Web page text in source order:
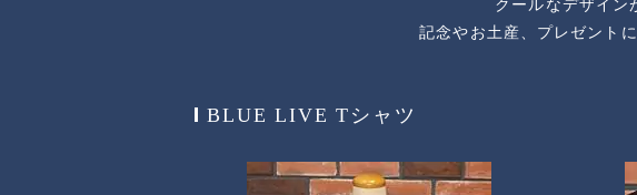
クールなデザイン
記念やお土産、プレゼント
BLUE LIVE Tシャツ